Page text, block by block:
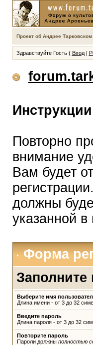
Проект об Андрее Тарковском
Здравствуйте Гость ( Вход|
Повторно
внимание
Вам будет
должны
указанной в
Форма
Выберите имя
Длина имени - от 3 до 32
Введите пароль
Длина пароля - от 3 до 32
Повторите пароль
Пароли должны полностью